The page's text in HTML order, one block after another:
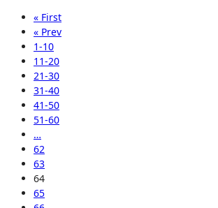
« First
« Prev
1-10
11-20
21-30
31-40
41-50
51-60
…
62
63
64
65